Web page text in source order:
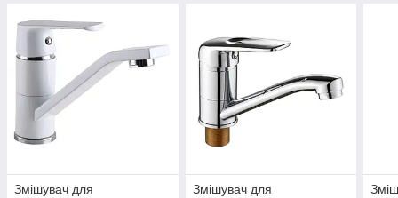
Змішувач для
Змішувач для